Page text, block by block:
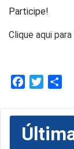
Participe!
Clique aqui
FacebookTwitter